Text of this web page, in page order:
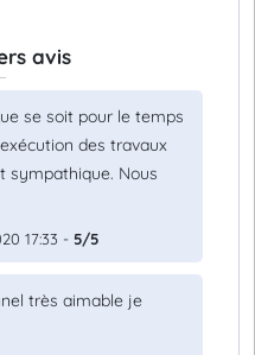
avis
se soit pour le temps
des travaux
sympathique. Nous
17:33 - 5/5
très aimable je